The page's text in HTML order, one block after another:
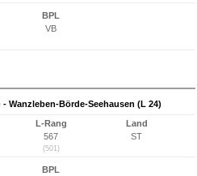
BPL
VB
Wanzleben-Börde-Seehausen (L 24)
L-Rang
567
(501)
Land
ST
BPL